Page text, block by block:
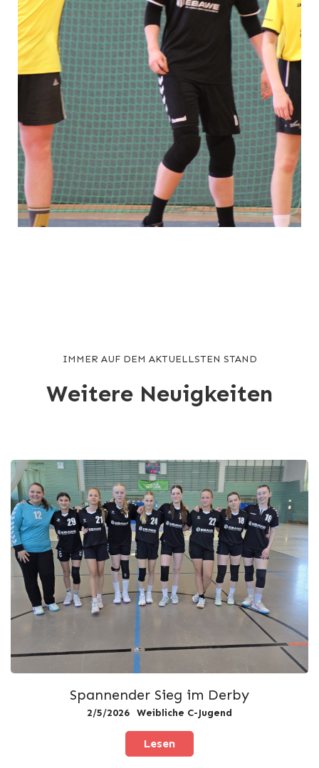
IMMER AUF DEM AKTUELLSTEN STAND
Weitere Neuigkeiten
Spannender Sieg im Derby
2/5/2026 Weibliche C-Jugend
Lesen